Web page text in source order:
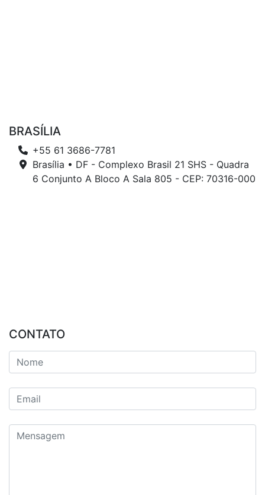
BRASÍLIA
+55 61 3686-7781
Brasília • DF - Complexo Brasil 21 SHS - Quadra
6 Conjunto A Bloco A Sala 805 - CEP: 70316-000
CONTATO